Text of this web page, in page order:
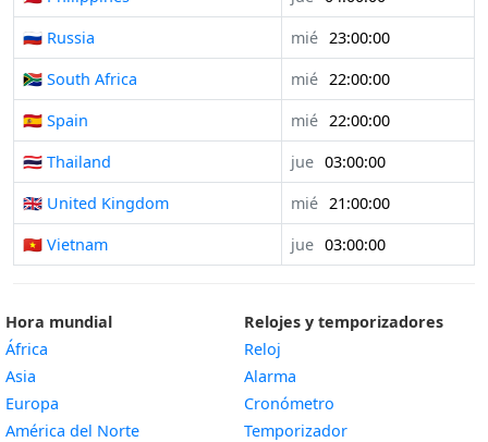
🇷🇺 Russia
mié 23:00:00
🇿🇦 South Africa
mié 22:00:00
🇪🇸 Spain
mié 22:00:00
🇹🇭 Thailand
jue 03:00:00
🇬🇧 United Kingdom
mié 21:00:00
🇻🇳 Vietnam
jue 03:00:00
Hora mundial
África
Asia
Europa
América del Norte
Relojes y temporizadores
Reloj
Alarma
Cronómetro
Temporizador